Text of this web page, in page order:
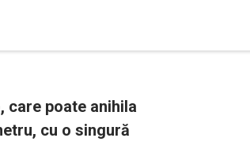
care poate anihila
cu o singură